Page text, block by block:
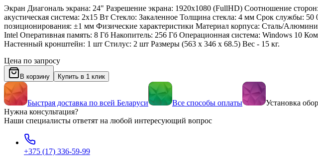
Экран Диагональ экрана: 24" Разрешение экрана: 1920x1080 (FullHD) Соотношение
акустическая система: 2х15 Вт Стекло: Закаленное Толщина стекла: 4 мм Срок службы:
позиционирования: ±1 мм Физические характеристики Материал корпуса: Сталь/
Intel Оперативная память: 8 Гб Накопитель: 256 Гб Операционная система: Windows 10
Настенный кронштейн: 1 шт Стилус: 2 шт Размеры (563 х 346 х 68.5) Вес - 15 кг.
Цена по запросу
В корзину Купить в 1 клик
Быстрая доставка по всей Беларуси Все способы оплаты Установка
Нужна консультация?
Наши специалисты ответят на любой интересующий вопрос
+375 (17) 336-59-99